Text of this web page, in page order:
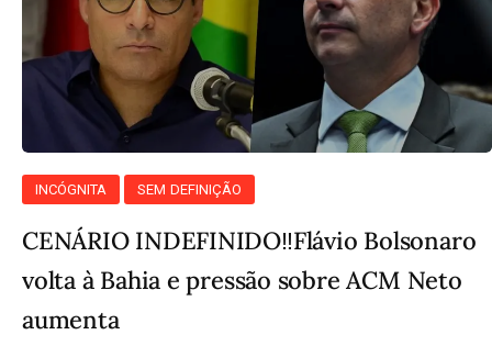
INCÓGNITA SEM DEFINIÇÃO
CENÁRIO INDEFINIDO‼️Flávio Bolsonaro
volta à Bahia e pressão sobre ACM Neto
aumenta